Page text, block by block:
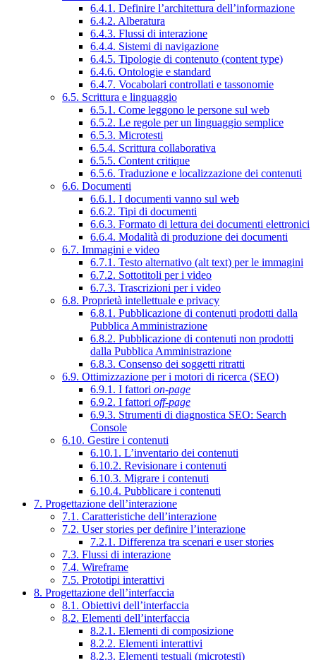
6.4.1. Definire l’architettura dell’informazione
6.4.2. Alberatura
6.4.3. Flussi di interazione
6.4.4. Sistemi di navigazione
6.4.5. Tipologie di contenuto (content type)
6.4.6. Ontologie e standard
6.4.7. Vocabolari controllati e tassonomie
6.5. Scrittura e linguaggio
6.5.1. Come leggono le persone sul web
6.5.2. Le regole per un linguaggio semplice
6.5.3. Microtesti
6.5.4. Scrittura collaborativa
6.5.5. Content critique
6.5.6. Traduzione e localizzazione dei contenuti
6.6. Documenti
6.6.1. I documenti vanno sul web
6.6.2. Tipi di documenti
6.6.3. Formato di lettura dei documenti elettronici
6.6.4. Modalità di produzione dei documenti
6.7. Immagini e video
6.7.1. Testo alternativo (alt text) per le immagini
6.7.2. Sottotitoli per i video
6.7.3. Trascrizioni per i video
6.8. Proprietà intellettuale e privacy
6.8.1. Pubblicazione di contenuti prodotti dalla
Pubblica Amministrazione
6.8.2. Pubblicazione di contenuti non prodotti
dalla Pubblica Amministrazione
6.8.3. Consenso dei soggetti ritratti
6.9. Ottimizzazione per i motori di ricerca (SEO)
6.9.1. I fattori on-page
6.9.2. I fattori off-page
6.9.3. Strumenti di diagnostica SEO: Search
Console
6.10. Gestire i contenuti
6.10.1. L’inventario dei contenuti
6.10.2. Revisionare i contenuti
6.10.3. Migrare i contenuti
6.10.4. Pubblicare i contenuti
7. Progettazione dell’interazione
7.1. Caratteristiche dell’interazione
7.2. User stories per definire l’interazione
7.2.1. Differenza tra scenari e user stories
7.3. Flussi di interazione
7.4. Wireframe
7.5. Prototipi interattivi
8. Progettazione dell’interfaccia
8.1. Obiettivi dell’interfaccia
8.2. Elementi dell’interfaccia
8.2.1. Elementi di composizione
8.2.2. Elementi interattivi
8.2.3. Elementi testuali (microtesti)